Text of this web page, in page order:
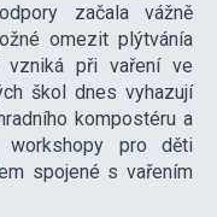
začala vážně
omezit plýtvánía
vzniká při vaření ve
škol dnes vyhazují
kompostéru a
workshopy pro děti
spojené s vařením